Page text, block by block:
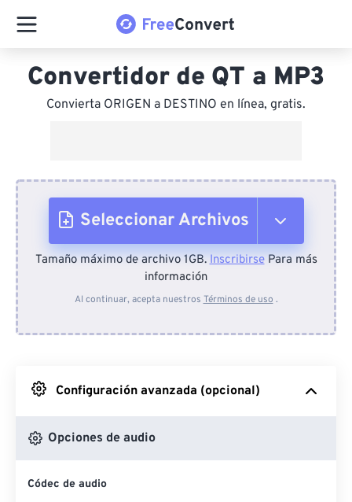
Convertidor de QT a MP3
Convierta ORIGEN a DESTINO en línea, gratis.
Seleccionar Archivos
Desde el dispositivo
Desde Google Drive
Desde OneDrive
Desde URL
Tamaño máximo de archivo 1GB.InscribirsePara más
información
Al continuar, acepta nuestros Términos de uso .
Configuración avanzada (opcional)
Opciones de audio
Códec de audio